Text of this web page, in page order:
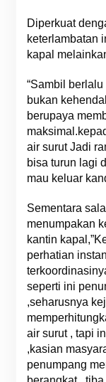
Diperkuat
keterlambatan
kapal
“Sambil
bukan
berupaya
air surut Jadi
bisa turun lagi
mau keluar
Sementara
menumpakan
kantin
perhatian
seperti ini
,seharusnya
air surut , tapi
,kasian
penumpang